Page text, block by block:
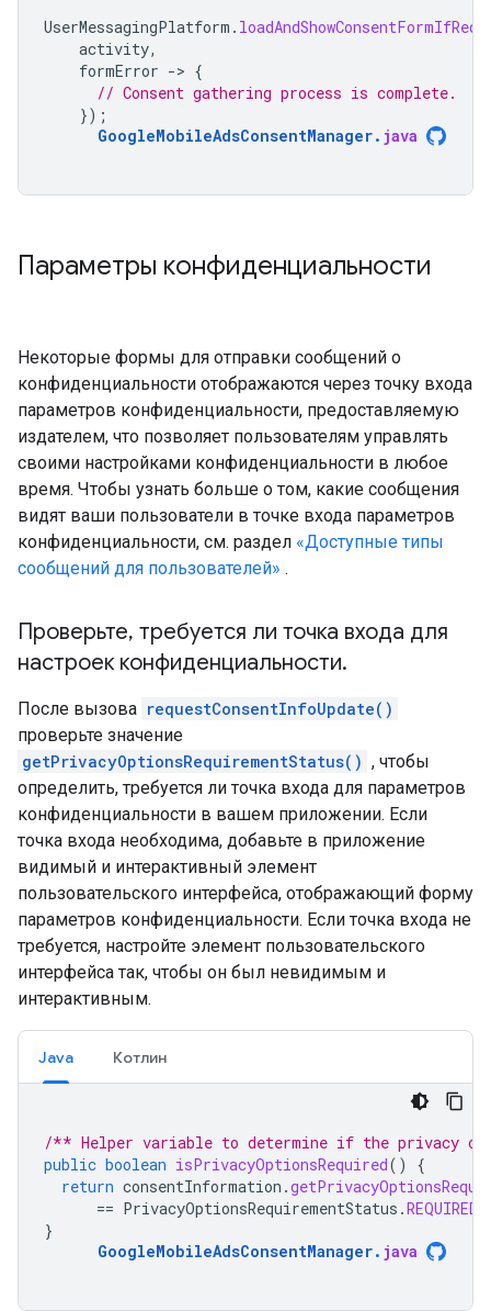
UserMessagingPlatform .
activity,
formError -> {
// Consent gathering process is complete.
});
GoogleMobileAdsConsentManager. java
Параметры конфиденциальности
Некоторые формы для отправки сообщений о
конфиденциальности отображаются через точку входа
параметров конфиденциальности, предоставляемую
издателем, что позволяет пользователям управлять
своими настройками конфиденциальности в любое
время. Чтобы узнать больше о том, какие сообщения
видят ваши пользователи в точке входа параметров
конфиденциальности, см. раздел «Доступные типы
сообщений для пользователей» .
Проверьте, требуется ли точка входа для
настроек конфиденциальности.
После вызова requestConsentInfoUpdate()
проверьте значение
getPrivacyOptionsRequirementStatus() , чтобы
определить, требуется ли точка входа для параметров
конфиденциальности в вашем приложении. Если
точка входа необходима, добавьте в приложение
видимый и интерактивный элемент
пользовательского интерфейса, отображающий форму
параметров конфиденциальности. Если точка входа не
требуется, настройте элемент пользовательского
интерфейса так, чтобы он был невидимым и
интерактивным.
Java Котлин
/** Helper variable to determine if the privacy
public boolean isPrivacyOptionsRequired()
{
return consentInformation .
== PrivacyOptionsRequirementStatus .REQUIRED
}
GoogleMobileAdsConsentManager. java